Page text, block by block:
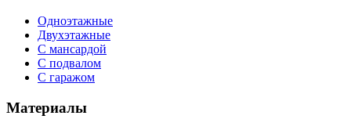
Одноэтажные
Двухэтажные
С мансардой
С подвалом
С гаражом
Материалы